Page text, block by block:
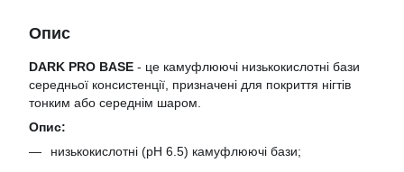
Опис
DARK PRO BASE - це камуфлюючі низькокислотні бази
середньої консистенції, призначені для покриття нігтів
тонким або середнім шаром.
Опис:
низькокислотні (pH 6.5) камуфлюючі бази;